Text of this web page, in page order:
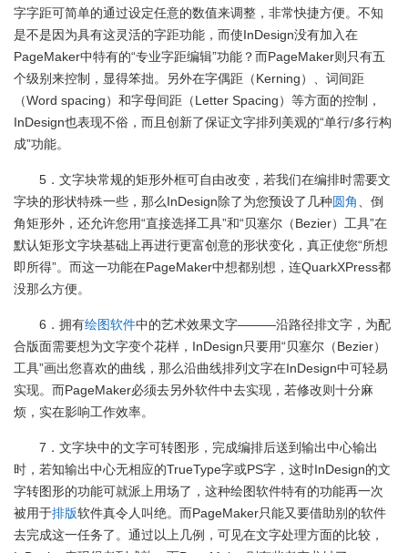
字字距可简单的通过设定任意的数值来调整，非常快捷方便。不知
是不是因为具有这灵活的字距功能，而使InDesign没有加入在
PageMaker中特有的“专业字距编辑”功能？而PageMaker则只有五
个级别来控制，显得笨拙。另外在字偶距（Kerning）、词间距
（Word spacing）和字母间距（Letter Spacing）等方面的控制，
InDesign也表现不俗，而且创新了保证文字排列美观的“单行/多行构
成”功能。
5．文字块常规的矩形外框可自由改变，若我们在编排时需要文
字块的形状特殊一些，那么InDesign除了为您预设了几种圆角
、倒
角矩形外，还允许您用“直接选择工具”和“贝塞尔（Bezier）工具”在
默认矩形文字块基础上再进行更富创意的形状变化，真正使您“所想
即所得”。而这一功能在PageMaker中想都别想，连QuarkXPress都
没那么方便。
6．拥有绘图软件中的艺术效果文字———沿路径排文字，为配
合版面需要想为文字变个花样，InDesign只要用“贝塞尔（Bezier）
工具”画出您喜欢的曲线，那么沿曲线排列文字在InDesign中可轻易
实现。而PageMaker必须去另外软件中去实现，若修改则十分麻
烦，实在影响工作效率。
7．文字块中的文字可转图形，完成编排后送到输出中心输出
时，若知输出中心无相应的TrueType字或PS字，这时InDesign的文
字转图形的功能可就派上用场了，这种绘图软件特有的功能再一次
被用于排版软件真令人叫绝。而PageMaker只能又要借助别的软件
去完成这一任务了。通过以上几例，可见在文字处理方面的比较，